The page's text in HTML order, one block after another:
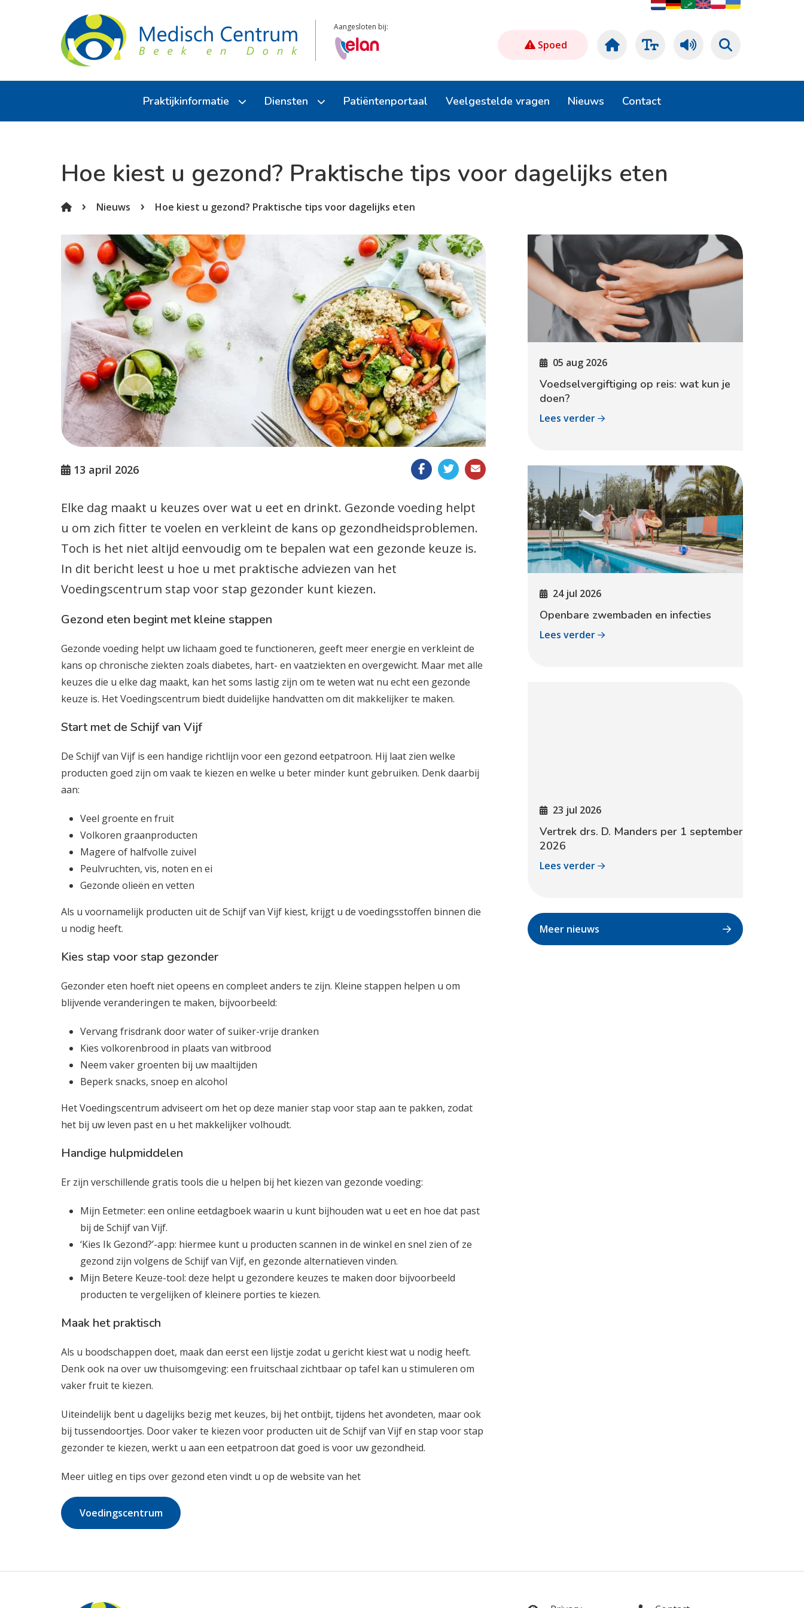
Aangesloten bij:
Spoed
Praktijkinformatie
Medewerkers
Inschrijven
Huisregels
Klachtenregeling
Patiënten enquête
Diensten
Herhaalmedicatie
E-consult (stel een vraag)
Uw dossier inzien
Uitslag van een onderzoek
Huisbezoek
Aanvullende diensten
Rijbewijskeuring
Slim de zomer door
Patiëntenportaal Veelgestelde vragen Nieuws Contact
Hoe kiest u gezond? Praktische tips voor dagelijks eten
Nieuws Hoe kiest u gezond? Praktische tips voor dagelijks eten
13 april 2026
Elke dag maakt u keuzes over wat u eet en drinkt. Gezonde voeding helpt
u om zich fitter te voelen en verkleint de kans op gezondheidsproblemen.
Toch is het niet altijd eenvoudig om te bepalen wat een gezonde keuze is.
In dit bericht leest u hoe u met praktische adviezen van het
Voedingscentrum stap voor stap gezonder kunt kiezen.
Gezond eten begint met kleine stappen
Gezonde voeding helpt uw lichaam goed te functioneren, geeft meer energie en verkleint de
kans op chronische ziekten zoals diabetes, hart- en vaatziekten en overgewicht. Maar met alle
keuzes die u elke dag maakt, kan het soms lastig zijn om te weten wat nu echt een gezonde
keuze is. Het Voedingscentrum biedt duidelijke handvatten om dit makkelijker te maken.
Start met de Schijf van Vijf
De Schijf van Vijf is een handige richtlijn voor een gezond eetpatroon. Hij laat zien welke
producten goed zijn om vaak te kiezen en welke u beter minder kunt gebruiken. Denk daarbij
aan:
Veel groente en fruit
Volkoren graanproducten
Magere of halfvolle zuivel
Peulvruchten, vis, noten en ei
Gezonde olieën en vetten
Als u voornamelijk producten uit de Schijf van Vijf kiest, krijgt u de voedingsstoffen binnen die
u nodig heeft.
Kies stap voor stap gezonder
Gezonder eten hoeft niet opeens en compleet anders te zijn. Kleine stappen helpen u om
blijvende veranderingen te maken, bijvoorbeeld:
Vervang frisdrank door water of suiker-vrije dranken
Kies volkorenbrood in plaats van witbrood
Neem vaker groenten bij uw maaltijden
Beperk snacks, snoep en alcohol
Het Voedingscentrum adviseert om het op deze manier stap voor stap aan te pakken, zodat
het bij uw leven past en u het makkelijker volhoudt.
Handige hulpmiddelen
Er zijn verschillende gratis tools die u helpen bij het kiezen van gezonde voeding:
Mijn Eetmeter: een online eetdagboek waarin u kunt bijhouden wat u eet en hoe dat past
bij de Schijf van Vijf.
‘Kies Ik Gezond?’-app: hiermee kunt u producten scannen in de winkel en snel zien of ze
gezond zijn volgens de Schijf van Vijf, en gezonde alternatieven vinden.
Mijn Betere Keuze-tool: deze helpt u gezondere keuzes te maken door bijvoorbeeld
producten te vergelijken of kleinere porties te kiezen.
Maak het praktisch
Als u boodschappen doet, maak dan eerst een lijstje zodat u gericht kiest wat u nodig heeft.
Denk ook na over uw thuisomgeving: een fruitschaal zichtbaar op tafel kan u stimuleren om
vaker fruit te kiezen.
Uiteindelijk bent u dagelijks bezig met keuzes, bij het ontbijt, tijdens het avondeten, maar ook
bij tussendoortjes. Door vaker te kiezen voor producten uit de Schijf van Vijf en stap voor stap
gezonder te kiezen, werkt u aan een eetpatroon dat goed is voor uw gezondheid.
Meer uitleg en tips over gezond eten vindt u op de website van het
Voedingscentrum
05 aug 2026
Voedselvergiftiging op reis: wat kun je
doen?
Lees verder
24 jul 2026
Openbare zwembaden en infecties
Lees verder
23 jul 2026
Vertrek drs. D. Manders per 1 september
2026
Lees verder
Meer nieuws